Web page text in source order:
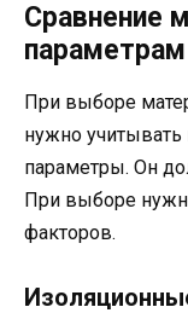
Сравнение
параметрам
При выборе
нужно учитывать
параметры. Он
При выборе
факторов.